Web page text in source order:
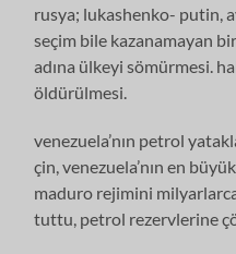
rusya; lukashenko- putin,
seçim bile kazanamayan
adına ülkeyi sömürmesi.
öldürülmesi.
venezuela’nın petrol
çin, venezuela’nın en
maduro rejimini
tuttu, petrol rezervlerine